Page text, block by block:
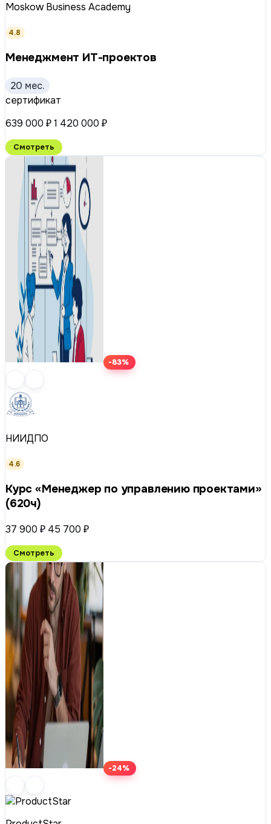
Moskow Business Academy
4.8
Менеджмент ИТ-проектов
20 мес.
сертификат
639 000 ₽1 420 000 ₽
Смотреть
-83%
НИИДПО
4.6
Курс «Менеджер по управлению проектами»
(620ч)
37 900 ₽ 45 700 ₽
Смотреть
-24%